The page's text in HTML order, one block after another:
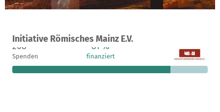
Initiative Römisches Mainz E.V.
Ein Projekt in Mainz, Deutschland
208
Spenden
81 %
finanziert
565 €
fehlen noch